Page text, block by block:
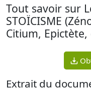
Tout savoir sur
STOÏCISME
Citium, Epictète,
Extrait du